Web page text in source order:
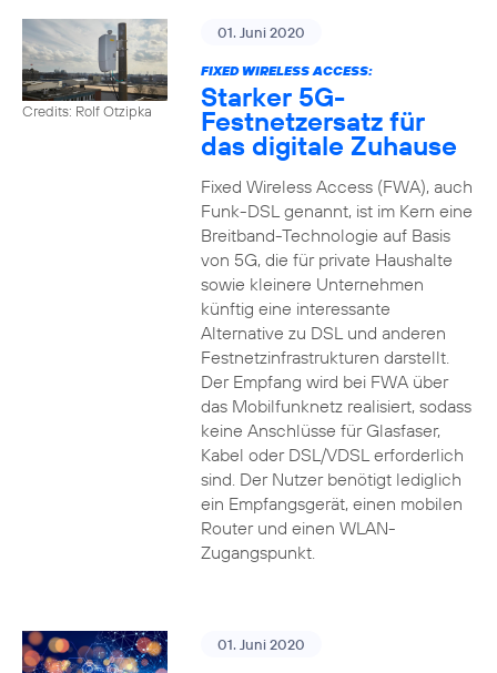
Credits: Rolf Otzipka
01. Juni 2020
FIXED WIRELESS ACCESS:
Starker 5G-
Festnetzersatz für
das digitale Zuhause
Fixed Wireless Access (FWA), auch
Funk-DSL genannt, ist im Kern eine
Breitband-Technologie auf Basis
von 5G, die für private Haushalte
sowie kleinere Unternehmen
künftig eine interessante
Alternative zu DSL und anderen
Festnetzinfrastrukturen darstellt.
Der Empfang wird bei FWA über
das Mobilfunknetz realisiert, sodass
keine Anschlüsse für Glasfaser,
Kabel oder DSL/VDSL erforderlich
sind. Der Nutzer benötigt lediglich
ein Empfangsgerät, einen mobilen
Router und einen WLAN-
Zugangspunkt.
01. Juni 2020